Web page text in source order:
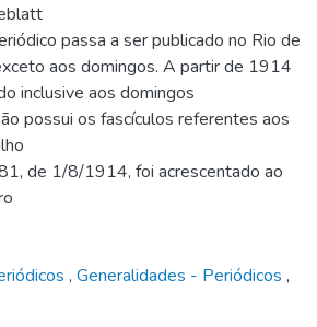
passa a ser publicado no Rio de
aos domingos. A partir de 1914
inclusive aos domingos
possui os fascículos referentes aos
de 1/8/1914, foi acrescentado ao
, Generalidades - Periódicos ,